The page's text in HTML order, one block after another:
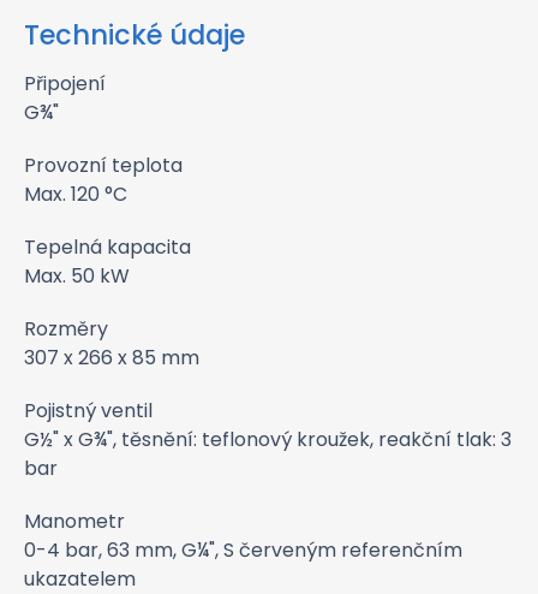
Technické údaje
Připojení
G¾"
Provozní teplota
Max. 120 °C
Tepelná kapacita
Max. 50 kW
Rozměry
307 x 266 x 85 mm
Pojistný ventil
G½" x G¾", těsnění: teflonový kroužek, reakční tlak: 3
bar
Manometr
0-4 bar, 63 mm, G¼", S červeným referenčním
ukazatelem